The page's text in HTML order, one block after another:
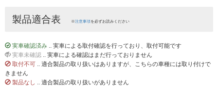
製品適合表 ※注意事項を必ずお読みください
実車確認済み .. 実車による取付確認を行っており、取付可能です
実車未確認 .. 実車による確認はまだ行っておりません
取付不可 .. 適合製品の取り扱いはありますが、こちらの車種には取り付けで
きません
製品なし .. 適合製品の取り扱いがありません